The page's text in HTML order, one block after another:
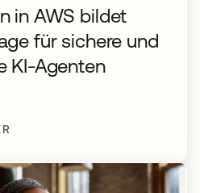
in AWS bildet
für sichere und
KI-Agenten